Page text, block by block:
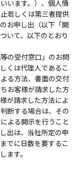
います。）、個人情
若しくは第三者提供
お申し出（以下「開
いて、以下のとおり
の受付窓口」のお問
くは代理人であるこ
る方法、書面の交付
お客様が請求した方
が請求した方法によ
断する場合は、その
よる開示を行うこと
出は、当社所定の申
でに日数を要するこ
ます。